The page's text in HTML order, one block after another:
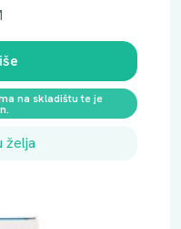
na skladištu te je
želja